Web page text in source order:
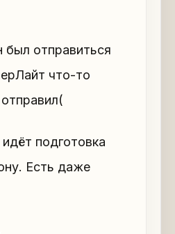
отправиться
что-то
подготовка
Есть даже